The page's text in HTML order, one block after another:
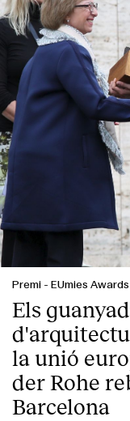
Premi - EUmies Awards
Els
la unió
der Rohe
Barcelona